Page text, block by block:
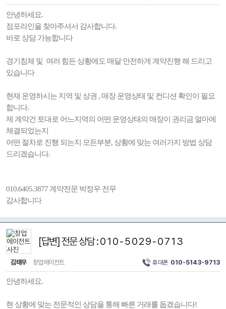
안녕하세요.
점포라인을 찾아주셔서 감사합니다.
바로 상담 가능합니다
경기침체 및 여러 힘든 상황에도 매달 안전하게 계약진행 해 드리고
있습니다
현재 운영하시는 지역 및 상권 , 매장 운영상태 및 컨디션 확인이 필요
합니다.
제 계약건 토대로 어느지역의 어떤 운영상태의 매장이 권리금 얼마에
체결되었는지
어떤 절차로 진행 되는지 모든부분, 상황에 맞는 여러가지 방법 상담
드리겠습니다.
010.6405.3877 계약전문 박정우 전무
감사합니다
[답변] 전문 상담 : 0 1 0 - 5 0 2 9 - 0 7 1 3
김태우 창업에이전트 휴대폰 010-5143-9713
안녕하세요.
현 상황에 맞는 전문적인 상담을 통해 빠른 거래를 돕겠습니다!